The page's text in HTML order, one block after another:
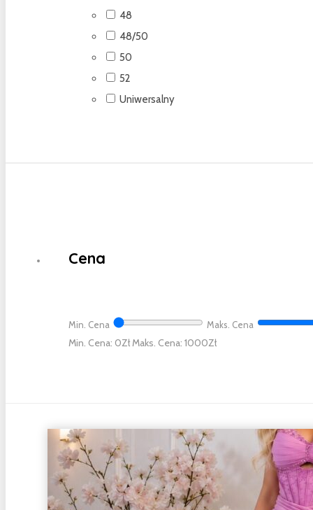
48
48/50
50
52
Uniwersalny
Cena
Min. Cena Maks. Cena
Min. Cena: 0 Maks. Cena: 1000